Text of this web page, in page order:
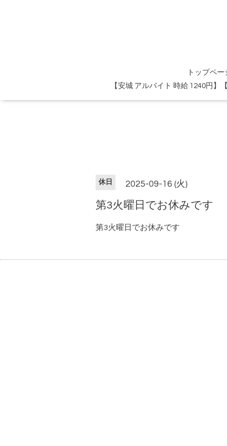
トップペー
【安城 アルバイト 時給 1240円】
休日 2025-09-16 (火)
第3火曜日でお休みです
第3火曜日でお休みです